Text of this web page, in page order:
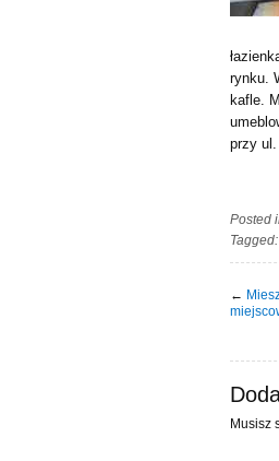
rynku.
kafle.
przy ul.
Posted
Tagged:
←
Musisz